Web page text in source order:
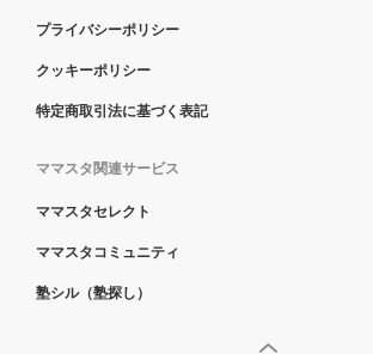
プライバシーポリシー
クッキーポリシー
特定商取引法に基づく表記
ママスタ関連サービス
ママスタセレクト
ママスタコミュニティ
塾シル（塾探し）